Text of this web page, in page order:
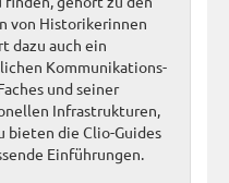
von Historikerinnen
dazu auch ein
Kommunikations-
und seiner
Infrastrukturen,
bieten die Clio-Guides
Einführungen.